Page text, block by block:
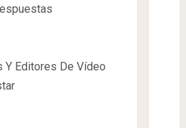
Y Editores De Vídeo